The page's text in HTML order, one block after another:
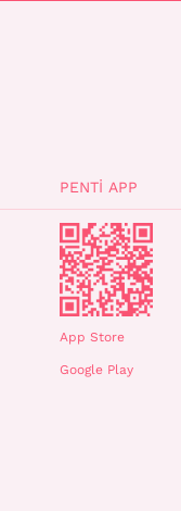
PENTI APP
App Store
Google Play